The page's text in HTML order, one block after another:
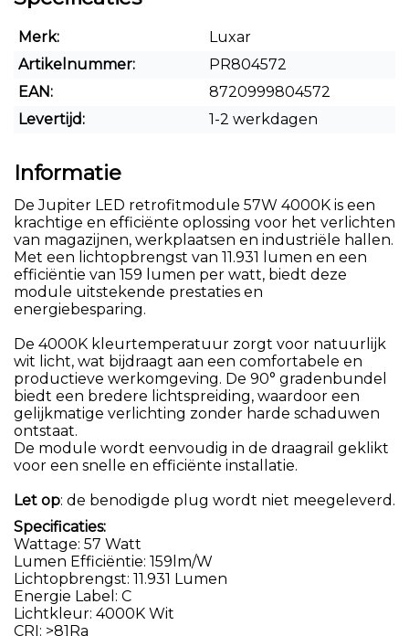
Merk:
Luxar
Artikelnummer:
PR804572
EAN:
8720999804572
Levertijd:
1-2 werkdagen
Informatie
De Jupiter LED retrofitmodule 57W 4000K is een
krachtige en efficiënte oplossing voor het verlichten
van magazijnen, werkplaatsen en industriële hallen.
Met een lichtopbrengst van 11.931 lumen en een
efficiëntie van 159 lumen per watt, biedt deze
module uitstekende prestaties en
energiebesparing.
De 4000K kleurtemperatuur zorgt voor natuurlijk
wit licht, wat bijdraagt aan een comfortabele en
productieve werkomgeving. De 90° gradenbundel
biedt een bredere lichtspreiding, waardoor een
gelijkmatige verlichting zonder harde schaduwen
ontstaat.
De module wordt eenvoudig in de draagrail geklikt
voor een snelle en efficiënte installatie.
Let op: de benodigde plug wordt niet meegeleverd.
Specificaties:
Wattage: 57 Watt
Lumen Efficiëntie: 159lm/W
Lichtopbrengst: 11.931 Lumen
Energie Label: C
Lichtkleur: 4000K Wit
CRI: >81Ra